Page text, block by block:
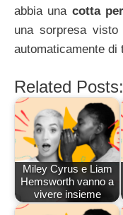
abbia una cotta
una sorpresa visto
automaticamente di
Related Posts:
Miley Cyrus e Liam
Hemsworth vanno a
vivere insieme